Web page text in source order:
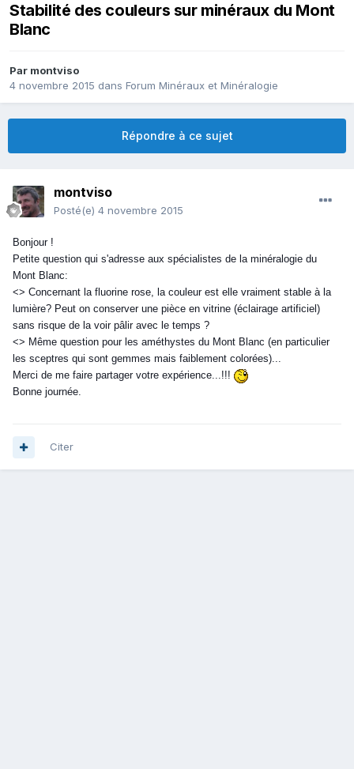
Stabilité des couleurs sur minéraux du Mont
Blanc
Par montviso
4 novembre 2015 dans Forum Minéraux et Minéralogie
Répondre à ce sujet
montviso
Posté(e) 4 novembre 2015
Bonjour !
Petite question qui s'adresse aux spécialistes de la minéralogie du
Mont Blanc:
<> Concernant la fluorine rose, la couleur est elle vraiment stable à la
lumière? Peut on conserver une pièce en vitrine (éclairage artificiel)
sans risque de la voir pâlir avec le temps ?
<> Même question pour les améthystes du Mont Blanc (en particulier
les sceptres qui sont gemmes mais faiblement colorées)...
Merci de me faire partager votre expérience...!!!
Bonne journée.
Citer